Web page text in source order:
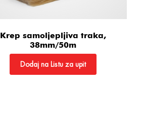
Krep samoljepljiva traka,
38mm/50m
Dodaj na Listu za upit